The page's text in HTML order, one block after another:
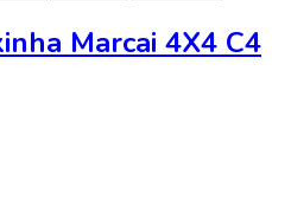
Marcai 4X4 C4